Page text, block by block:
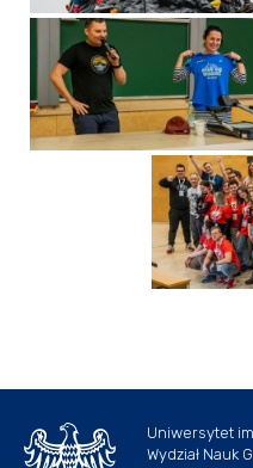
Uniwersytet
Wydział Nauk